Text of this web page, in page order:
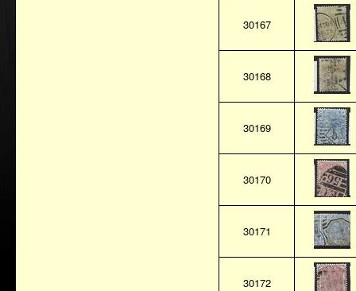
30167
30168
30169
30170
30171
30172